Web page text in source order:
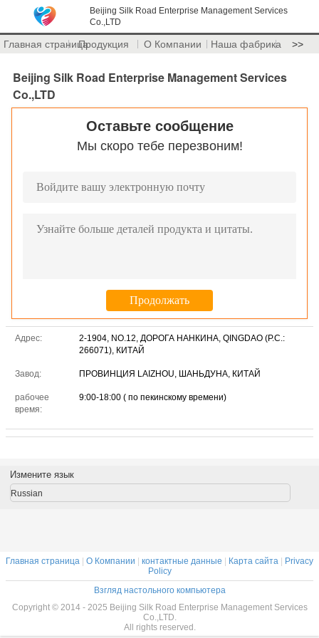
Beijing Silk Road Enterprise Management Services
Co.,LTD
Главная страницаПродукция О Компании Наша фабрика >>
Beijing Silk Road Enterprise Management Services
Co.,LTD
Оставьте сообщение
Мы скоро тебе перезвоним!
Адрес:
2-1904, NO.12, ДОРОГА НАНКИНА, QINGDAO (P.C.:
266071), КИТАЙ
Завод: ПРОВИНЦИЯ LAIZHOU, ШАНЬДУНА, КИТАЙ
рабочее
время:
9:00-18:00 ( по пекинскому времени)
Измените язык
Russian
Главная страница О Компании контактные данные Карта сайта
Privacy
Policy
Взгляд настольного компьютера
Copyright © 2014 - 2025 Beijing Silk Road Enterprise Management Services
Co.,LTD.
All rights reserved.